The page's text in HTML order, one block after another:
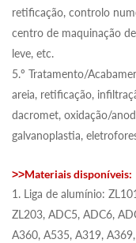
retificação, controlo
centro de maquinação
leve, etc.
5.º Tratamento/
areia, retificação,
dacromet, oxidação/
galvanoplastia,
>>Materiais disponíveis:
1. Liga de alumínio:
ZL203, ADC5, ADC6,
A360, A535, A319,